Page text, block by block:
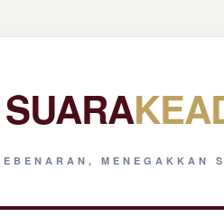
SUARA
MENEGAKKAN